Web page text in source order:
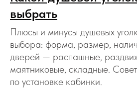
выбрать
Плюсы и минусы душевых
выбора: форма, размер,
дверей — распашные,
маятниковые, складные.
по установке кабинки.